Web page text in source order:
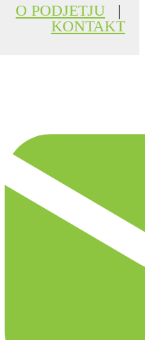
O PODJETJU |
KONTAKT